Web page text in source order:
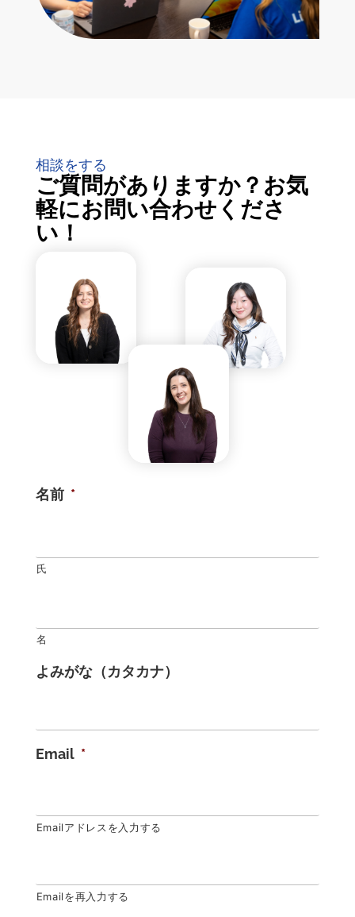
相談をする
ご質問がありますか？お気
軽にお問い合わせくださ
い！
名前 *
氏
名
よみがな（カタカナ）
Email *
Emailアドレスを入力する
Emailを再入力する